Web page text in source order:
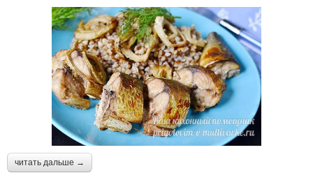
читать дальше →